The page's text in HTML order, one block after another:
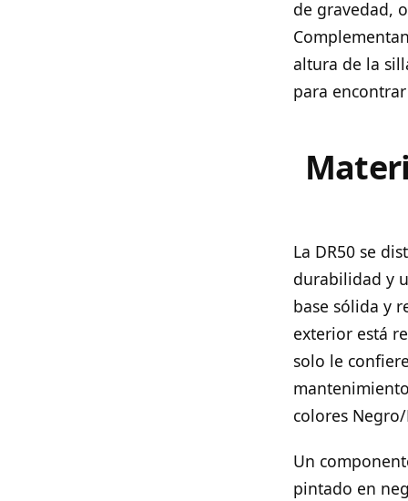
de gravedad,
altura de la
para
La DR50 se
durabilidad y
base sólida y
exterior está
solo le
colores
Un
pintado en